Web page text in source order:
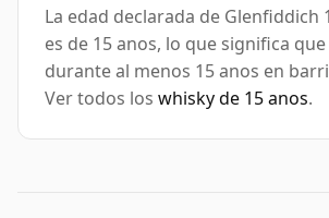
La edad declarada de Glenfiddich
es de 15 anos, lo que significa
durante al menos 15 anos en
Ver todos los whisky de 15 anos.